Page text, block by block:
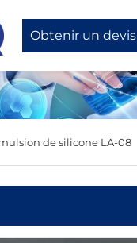
Obtenir un devis
de silicone LA-08